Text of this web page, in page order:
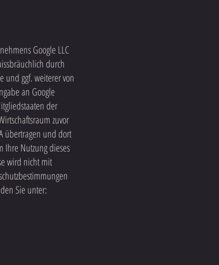
Google LLC
durch
und ggf. weiterer von
an Google
der
zuvor
übertragen und dort
Ihre Nutzung dieses
wird nicht mit
Sie unter: